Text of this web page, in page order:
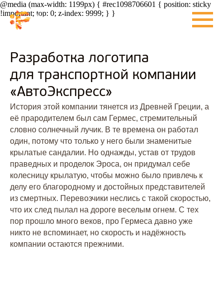
@media (max-width: 1199px) { #rec1098706601 { position: sticky
!important; top: 0; z-index: 9999; } }
Разработка логотипа
для транспортной компании
«АвтоЭкспресс»
История этой компании тянется из Древней Греции, а
её прародителем был сам Гермес, стремительный
словно солнечный лучик. В те времена он работал
один, потому что только у него были знаменитые
крылатые сандалии. Но однажды, устав от трудов
праведных и проделок Эроса, он придумал себе
колесницу крылатую, чтобы можно было привлечь к
делу его благородному и достойных представителей
из смертных. Перевозчики неслись с такой скоростью,
что их след пылал на дороге веселым огнем. С тех
пор прошло много веков, про Гермеса давно уже
никто не вспоминает, но скорость и надёжность
компании остаются прежними.